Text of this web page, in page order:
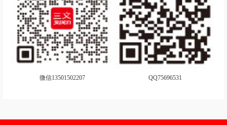
休闲服logo设计 湘菜logo设计
西餐logo设计 协会logo设计
燕窝logo设计 洋酒logo设计
微信13501502207 QQ75696531